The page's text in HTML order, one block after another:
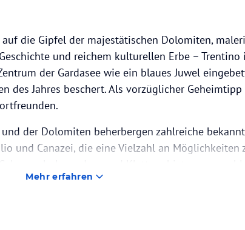
die Gipfel der majestätischen Dolomiten,
und reichem kulturellen Erbe – Trentino
der Gardasee wie ein blaues Juwel
des Jahres beschert. Als vorzüglicher
der Dolomiten beherbergen zahlreiche
und Canazei, die eine Vielzahl an Möglichkeiten
Route für sich finden. Nur wenige Kilometer von
Mehr erfahren